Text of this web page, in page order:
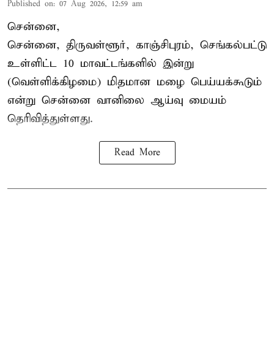
Published on: 07 Aug 2026, 12:59 am
சென்னை,
சென்னை, திருவள்ளூர், காஞ்சிபுரம், செங்கல்பட்டு
உள்ளிட்ட 10 மாவட்டங்களில் இன்று
(வெள்ளிக்கிழமை) மிதமான மழை பெய்யக்கூடும்
என்று சென்னை வானிலை ஆய்வு மையம்
தெரிவித்துள்ளது.
Read More